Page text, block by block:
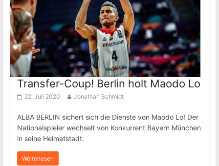
Transfer-Coup! Berlin holt Maodo Lo
22. Juli 2020 Jonathan Schmidt
ALBA BERLIN sichert sich die Dienste von Maodo Lo! Der
Nationalspieler wechselt von Konkurrent Bayern München
in seine Heimatstadt.
Weiterlesen